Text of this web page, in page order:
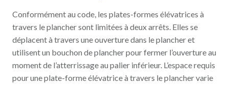
Conformément au code, les plates-formes élévatrices à
travers le plancher sont limitées à deux arrêts. Elles se
déplacent à travers une ouverture dans le plancher et
utilisent un bouchon de plancher pour fermer l’ouverture au
moment de l’atterrissage au palier inférieur. L’espace requis
pour une plate-forme élévatrice à travers le plancher varie